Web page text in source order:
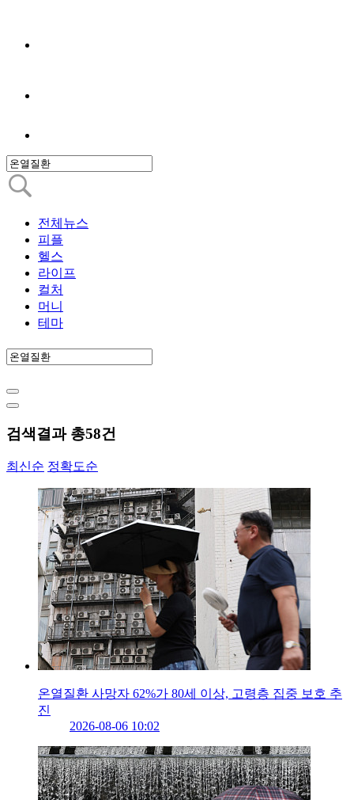
전체뉴스
피플
헬스
라이프
컬처
머니
테마
검색결과 총58건
최신순 정확도순
온열질환 사망자 62%가 80세 이상, 고령층 집중 보호 추
진
2026-08-06 10:02